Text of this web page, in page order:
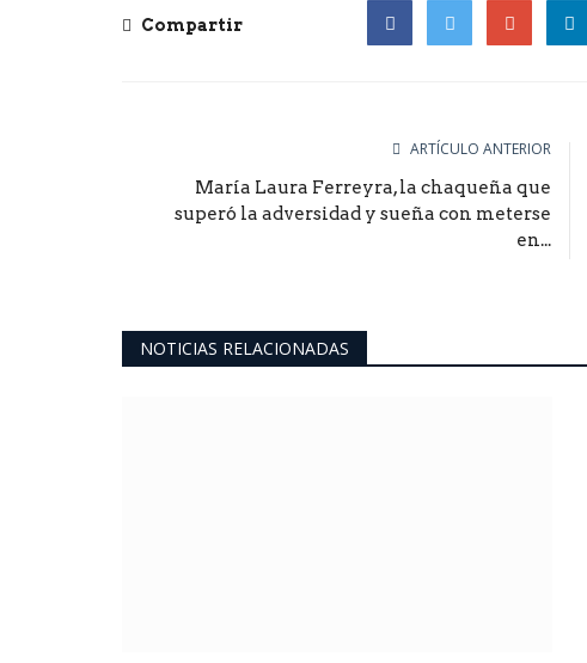
Compartir
ARTÍCULO ANTERIOR
María Laura Ferreyra, la chaqueña que
superó la adversidad y sueña con meterse
en...
NOTICIAS RELACIONADAS